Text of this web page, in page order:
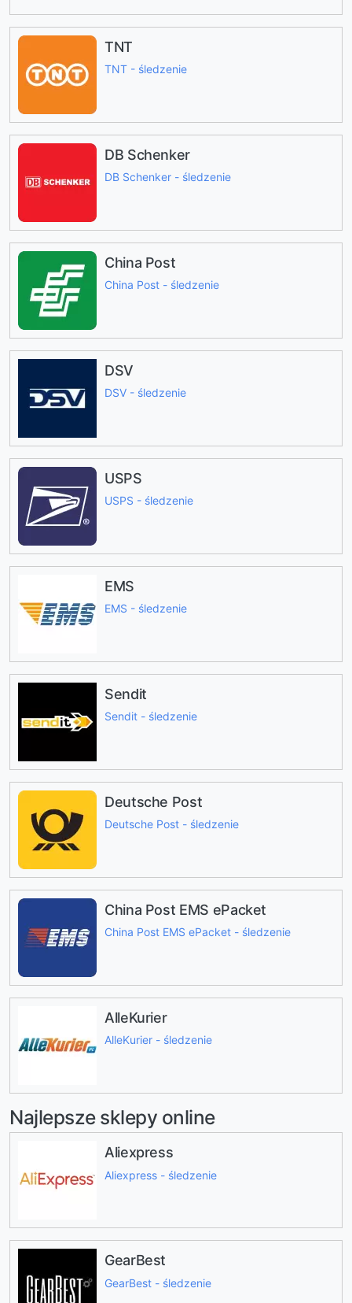
TNT
TNT - śledzenie
DB Schenker
DB Schenker - śledzenie
China Post
China Post - śledzenie
DSV
DSV - śledzenie
USPS
USPS - śledzenie
EMS
EMS - śledzenie
Sendit
Sendit - śledzenie
Deutsche Post
Deutsche Post - śledzenie
China Post EMS ePacket
China Post EMS ePacket - śledzenie
AlleKurier
AlleKurier - śledzenie
Najlepsze sklepy online
Aliexpress
Aliexpress - śledzenie
GearBest
GearBest - śledzenie